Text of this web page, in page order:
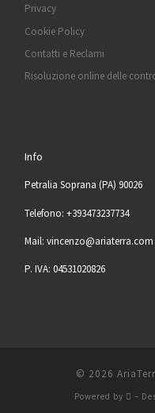
Privacy
Cookie Policy
Contatti e Reclami
Risoluzione online delle
Info
Petralia Soprana (PA) 90026
Telefono: +393473237734
Mail: vincenzo@ariaterra.com
P. IVA: 04531020826
© 2026
Powered by –